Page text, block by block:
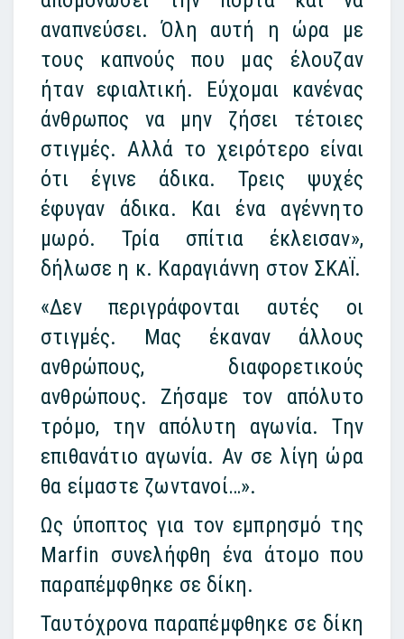
αναπνεύσει. Όλη αυτή η ώρα με
τους καπνούς που μας έλουζαν
ήταν εφιαλτική. Εύχομαι κανένας
άνθρωπος να μην ζήσει τέτοιες
στιγμές. Αλλά το χειρότερο είναι
ότι έγινε άδικα. Τρεις ψυχές
έφυγαν άδικα. Και ένα αγέννητο
μωρό. Τρία σπίτια έκλεισαν»,
δήλωσε η κ. Καραγιάννη στον ΣΚΑΪ.
«Δεν περιγράφονται αυτές οι
στιγμές. Μας έκαναν άλλους
ανθρώπους, διαφορετικούς
ανθρώπους. Ζήσαμε τον απόλυτο
τρόμο, την απόλυτη αγωνία. Την
επιθανάτιο αγωνία. Αν σε λίγη ώρα
θα είμαστε ζωντανοί…».
Ως ύποπτος για τον εμπρησμό της
Marfin συνελήφθη ένα άτομο που
παραπέμφθηκε σε δίκη.
Ταυτόχρονα παραπέμφθηκε σε δίκη